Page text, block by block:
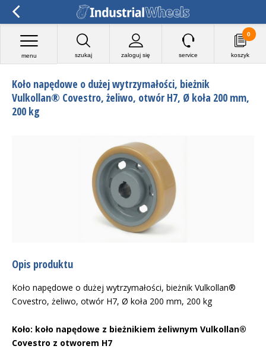
szukaj zaloguj się
menu service koszyk
0
Koło napędowe o dużej wytrzymałości, bieżnik
Vulkollan® Covestro, żeliwo, otwór H7, Ø koła 200 mm,
200 kg
Opis produktu
Koło napędowe o dużej wytrzymałości, bieżnik Vulkollan®
Covestro, żeliwo, otwór H7, Ø koła 200 mm, 200 kg
Koło: koło napędowe z bieżnikiem żeliwnym Vulkollan®
Covestro z otworem H7